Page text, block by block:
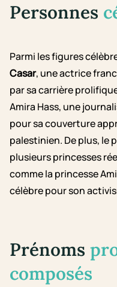
Personnes
Parmi les figures
Casar, une actrice
par sa carrière
Amira Hass, une
pour sa couverture
palestinien. De plus, le
plusieurs princesses
comme la princesse
célèbre pour son
Prénoms
composés